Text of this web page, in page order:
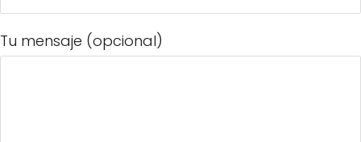
Tu mensaje (opcional)